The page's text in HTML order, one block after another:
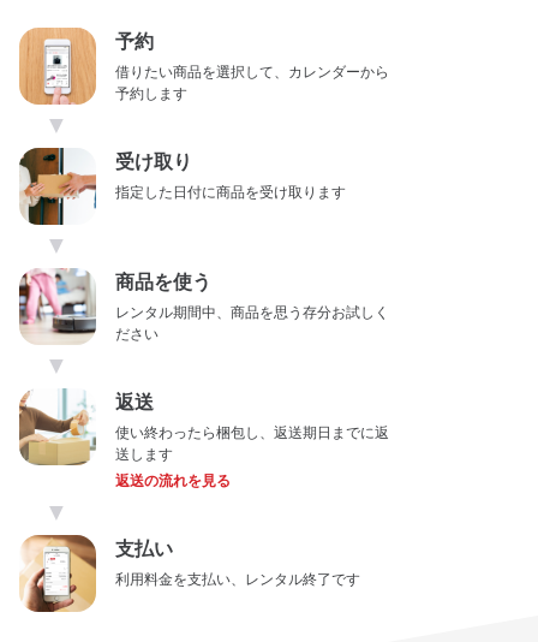
予約
借りたい商品を選択して、カレンダーから
予約します
▼
受け取り
指定した日付に商品を受け取ります
▼
商品を使う
レンタル期間中、商品を思う存分お試しく
ださい
▼
返送
使い終わったら梱包し、返送期日までに返
送します
返送の流れを見る
▼
支払い
利用料金を支払い、レンタル終了です